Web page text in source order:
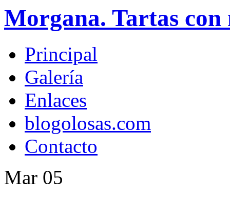
Morgana. Tartas con
Principal
Galería
Enlaces
blogolosas.com
Contacto
Mar 05